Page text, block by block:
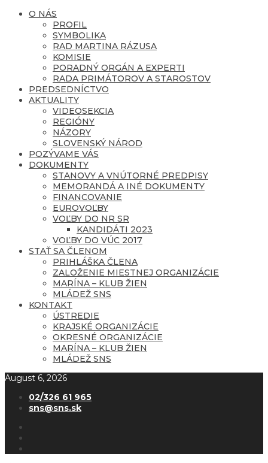
O NÁS
PROFIL
SYMBOLIKA
RAD MARTINA RÁZUSA
KOMISIE
PORADNÝ ORGÁN A EXPERTI
RADA PRIMÁTOROV A STAROSTOV
PREDSEDNÍCTVO
AKTUALITY
VIDEOSEKCIA
REGIÓNY
NÁZORY
SLOVENSKÝ NÁROD
POZÝVAME VÁS
DOKUMENTY
STANOVY A VNÚTORNÉ PREDPISY
MEMORANDÁ A INÉ DOKUMENTY
FINANCOVANIE
EUROVOĽBY
VOĽBY DO NR SR
KANDIDÁTI 2023
VOĽBY DO VÚC 2017
STAŤ SA ČLENOM
PRIHLÁŠKA ČLENA
ZALOŽENIE MIESTNEJ ORGANIZÁCIE
MARÍNA – KLUB ŽIEN
MLÁDEŽ SNS
KONTAKT
ÚSTREDIE
KRAJSKÉ ORGANIZÁCIE
OKRESNÉ ORGANIZÁCIE
MARÍNA – KLUB ŽIEN
MLÁDEŽ SNS
August 6, 2026
02/326 61 965
sns@sns.sk